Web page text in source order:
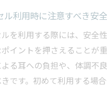
ル利用時に注意すべき安
を利用する際には、安全
イントを押さえることが重
る耳への負担や、体調不
です。初めて利用する場